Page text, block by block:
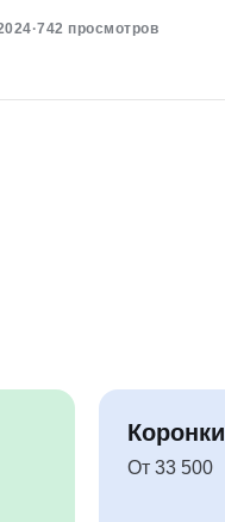
·742 просмотров
Коронки
От 33 500